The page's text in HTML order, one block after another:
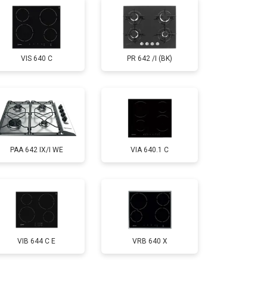
VIS 640 C PR 642 /I (BK)
PAA 642 IX/I WE VIA 640.1 C
VIB 644 C E VRB 640 X